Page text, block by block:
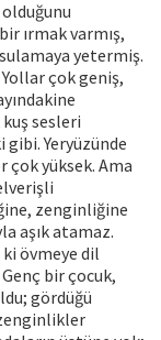
ırmak varmış,
yetermiş.
çok geniş,
sesleri
gibi. Yeryüzünde
çok yüksek. Ama
zenginliğine
aşık atamaz.
övmeye dil
bir çocuk,
gördüğü